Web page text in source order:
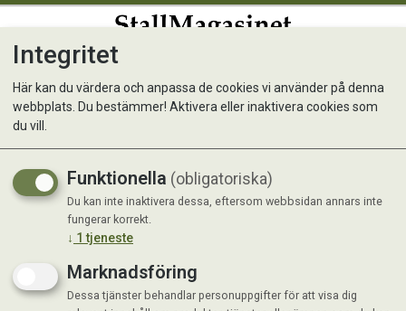
Vom Digestive (m Ris) 500g
Fryst lightfoder
Integritet
Här kan du värdera och anpassa de cookies vi använder på denna
webbplats. Du bestämmer! Aktivera eller inaktivera cookies som
du vill.
Funktionella (obligatoriska)
Du kan inte inaktivera dessa, eftersom webbsidan annars inte
fungerar korrekt.
↓ 1 tjeneste
Marknadsföring
Dessa tjänster behandlar personuppgifter för att visa dig